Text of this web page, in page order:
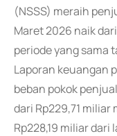
(NSSS) meraih
Maret 2026 naik
periode yang sama
Laporan keuangan
beban pokok
dari Rp229,71
Rp228,19 miliar dari